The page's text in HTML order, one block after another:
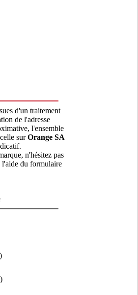
d'un traitement
de l'adresse
l'ensemble
surOrange SA
n'hésitez pas
l'aide du formulaire